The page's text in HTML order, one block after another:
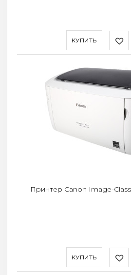
КУПИТЬ
КУПИТЬ
Принтер Canon Image-